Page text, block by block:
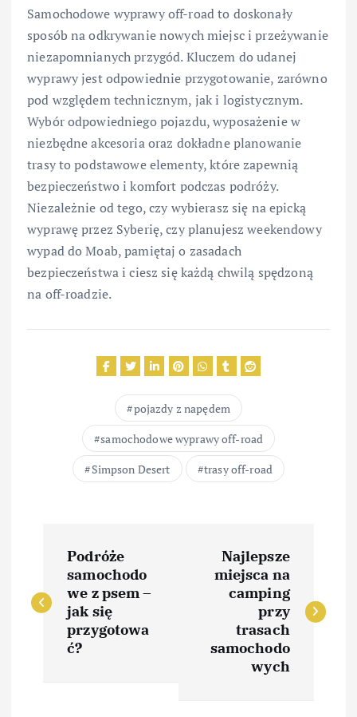
Samochodowe wyprawy off-road to doskonały
sposób na odkrywanie nowych miejsc i przeżywanie
niezapomnianych przygód. Kluczem do udanej
wyprawy jest odpowiednie przygotowanie, zarówno
pod względem technicznym, jak i logistycznym.
Wybór odpowiedniego pojazdu, wyposażenie w
niezbędne akcesoria oraz dokładne planowanie
trasy to podstawowe elementy, które zapewnią
bezpieczeństwo i komfort podczas podróży.
Niezależnie od tego, czy wybierasz się na epicką
wyprawę przez Syberię, czy planujesz weekendowy
wypad do Moab, pamiętaj o zasadach
bezpieczeństwa i ciesz się każdą chwilą spędzoną
na off-roadzie.
pojazdy z napędem
samochodowe wyprawy off-road
Simpson Desert
trasy off-road
a
w
Podróże
samochodo
we z psem –
jak się
przygotowa
ć?
Najlepsze
miejsca na
camping
przy
trasach
samochodo
wych